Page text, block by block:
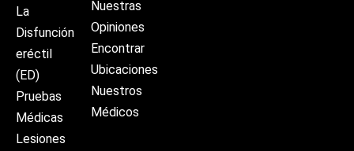
La
Disfunción
eréctil
(ED)
Pruebas
Médicas
Lesiones
Nuestras
Opiniones
Encontrar
Ubicaciones
Nuestros
Médicos